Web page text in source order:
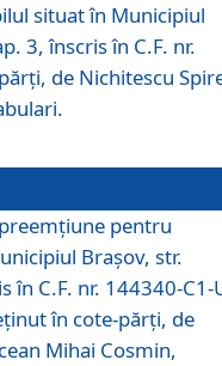
situat în Municipiul
3, înscris în C.F. nr.
de Nichitescu
pentru
Braşov, str.
în C.F. nr. 144340-C1-
în cote-părți, de
Mihai Cosmin,